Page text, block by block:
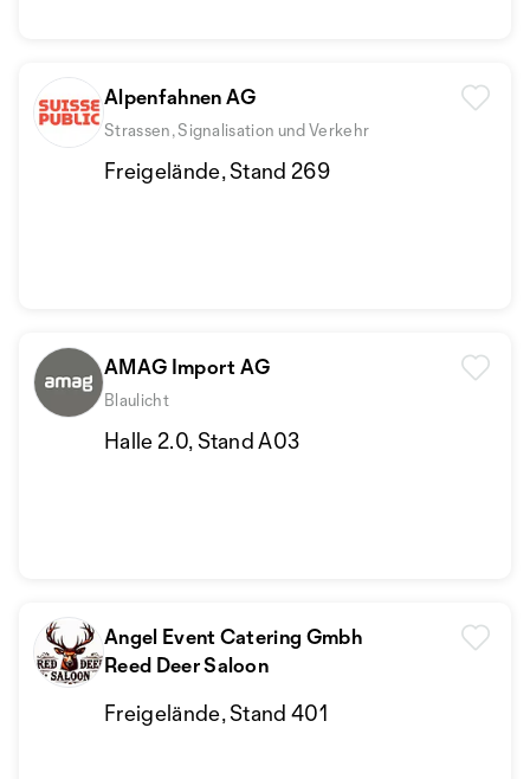
Alpenfahnen AG
Strassen, Signalisation und Verkehr
Freigelände, Stand 269
AMAG Import AG
Blaulicht
Halle 2.0, Stand A03
Angel Event Catering Gmbh
Reed Deer Saloon
Freigelände, Stand 401